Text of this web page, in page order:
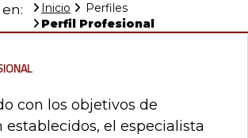
Inicio
Perfiles
Perfil Profesional
con los objetivos de
establecidos, el especialista